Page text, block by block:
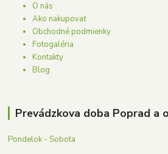
O nás
Ako nakupovať
Obchodné podmienky
Fotogaléria
Kontakty
Blog
Prevádzkova doba Poprad a
Pondelok - Sobota